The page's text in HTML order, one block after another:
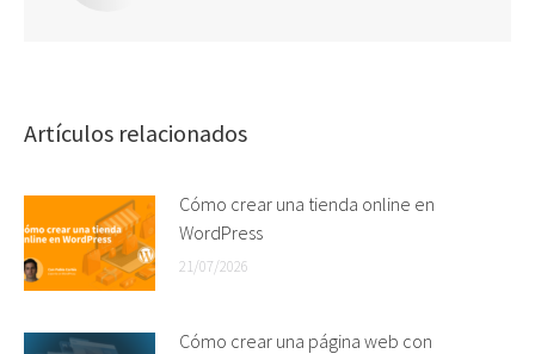
Artículos relacionados
Cómo crear una tienda online en
WordPress
21/07/2026
Cómo crear una página web con